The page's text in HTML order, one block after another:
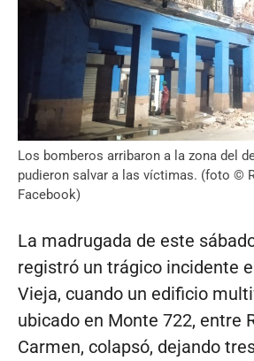
Los bomberos arribaron a la zona del
pudieron salvar a las víctimas. (foto ©
Facebook)
La madrugada de este
registró un trágico incidente
Vieja, cuando un edificio
ubicado en Monte 722, entre
Carmen, colapsó, dejando